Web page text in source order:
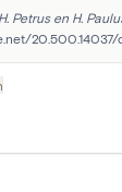
H. Petrus en H.
20.500.14037/